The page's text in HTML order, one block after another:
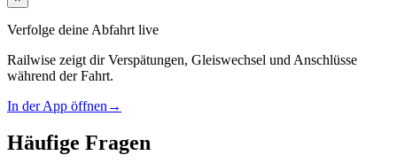
Verfolge deine Abfahrt live
Railwise zeigt dir Verspätungen, Gleiswechsel und Anschlüsse
während der Fahrt.
In der App öffnen →
Häufige Fragen